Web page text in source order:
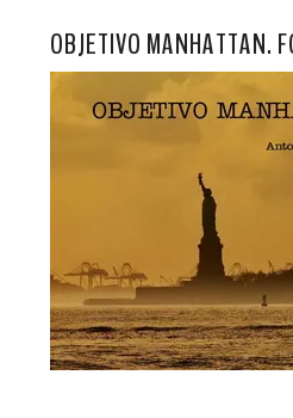
OBJETIVO MANHATTAN.